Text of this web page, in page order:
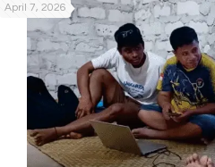
April 7, 2026